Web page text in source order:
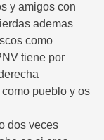
y amigos con
ademas
como
tiene por
pueblo y os
dos veces